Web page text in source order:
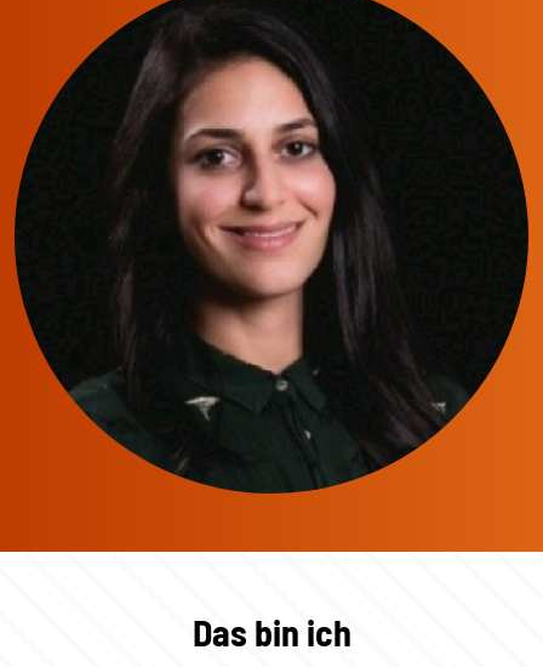
Das bin ich